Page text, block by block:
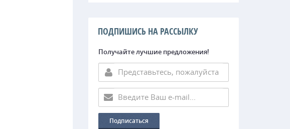
ПОДПИШИСЬ НА РАССЫЛКУ
Получайте лучшие предложения!